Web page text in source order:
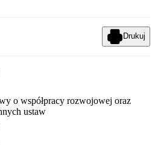
Drukuj
o współpracy rozwojowej oraz
ustaw